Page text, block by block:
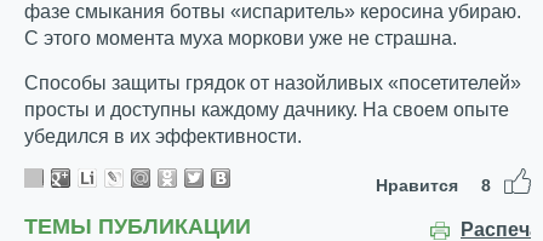
фазе смыкания ботвы «испаритель» керосина убираю.
С этого момента муха моркови уже не страшна.
Способы защиты грядок от назойливых «посетителей»
просты и доступны каждому дачнику. На своем опыте
убедился в их эффективности.
Нравится 8
ТЕМЫ ПУБЛИКАЦИИ